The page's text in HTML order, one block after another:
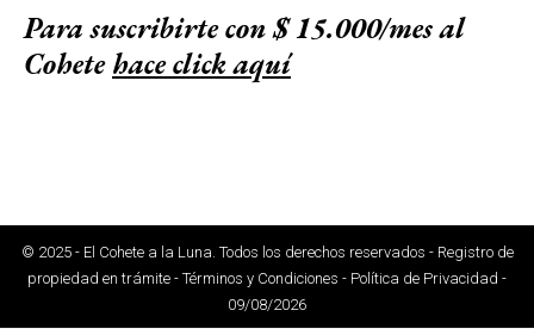
Para suscribirte con $ 15.000/mes al
Cohetehace click aquí
© 2025 - El Cohete a la Luna. Todos los derechos reservados - Registro de
propiedad en trámite - Términos y Condiciones - Política de Privacidad -
09/08/2026